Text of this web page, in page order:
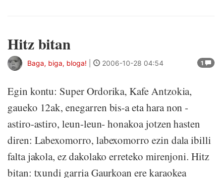
Hitz bitan
1
Baga, biga, bloga! 2006-10-28 04:54
Egin kontu: Super Ordorika, Kafe Antzokia,
gaueko 12ak, enegarren bis-a eta hara non -
astiro-astiro, leun-leun- honakoa jotzen hasten
diren: Labexomorro, labexomorro ezin dala ibilli
falta jakola, ez dakolako erreteko mirenjoni. Hitz
bitan: txundi garria Gaurkoan ere karaokea